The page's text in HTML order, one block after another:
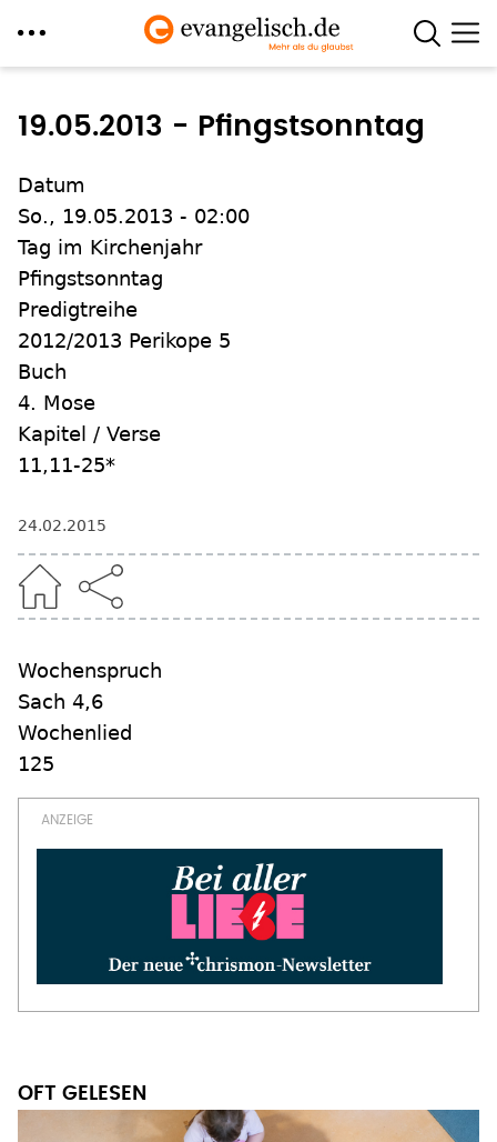
zum
19.05.2013 - Pfingstsonntag
Datum
So., 19.05.2013 - 02:00
Tag im Kirchenjahr
Pfingstsonntag
Predigtreihe
2012/2013 Perikope 5
Buch
4. Mose
Kapitel / Verse
11,11-25*
24.02.2015
Wochenspruch
Sach 4,6
Wochenlied
125
OFT GELESEN